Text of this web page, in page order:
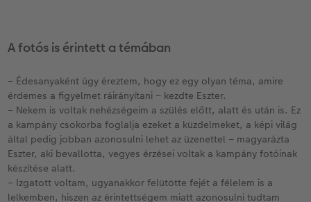
A fotós is érintett a témában
– Édesanyaként úgy éreztem, hogy ez egy olyan téma, amire
érdemes a figyelmet ráirányítani – kezdte Eszter.
– Nekem is voltak nehézségeim a szülés előtt, alatt és után is. Ez
a kampány csokorba foglalja ezeket a küzdelmeket, a képi világ
által pedig jobban azonosulni lehet az üzenettel – magyarázta
Eszter, aki bevallotta, vegyes érzései voltak a kampány fotóinak
készítése alatt.
– Izgatott voltam, ugyanakkor felütötte fejét a félelem is a
lelkemben, hiszen az érintettségem miatt azonosulni tudtam